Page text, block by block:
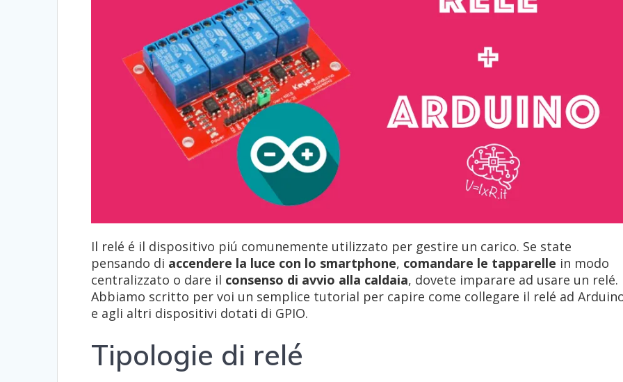
Il relé é il dispositivo piú comunemente utilizzato per gestire un carico. Se state
pensando di accendere la luce con lo smartphone, comandare le tapparelle in modo
centralizzato o dare il consenso di avvio alla caldaia, dovete imparare ad usare un relé.
Abbiamo scritto per voi un semplice tutorial per capire come collegare il relé ad
e agli altri dispositivi dotati di GPIO.
Tipologie di relé